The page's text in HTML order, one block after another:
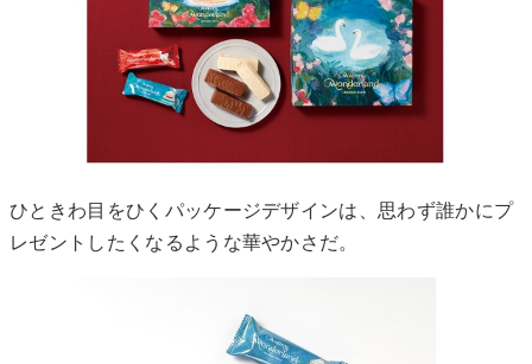
ひときわ目をひくパッケージデザインは、思わず誰かにプ
レゼントしたくなるような華やかさだ。